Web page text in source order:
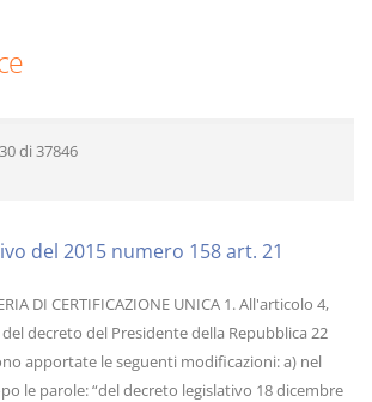
di 37846
del 2015 numero 158 art. 21
DI CERTIFICAZIONE UNICA 1. All'articolo 4,
decreto del Presidente della Repubblica 22
apportate le seguenti modificazioni: a) nel
le parole: “del decreto legislativo 18 dicembre